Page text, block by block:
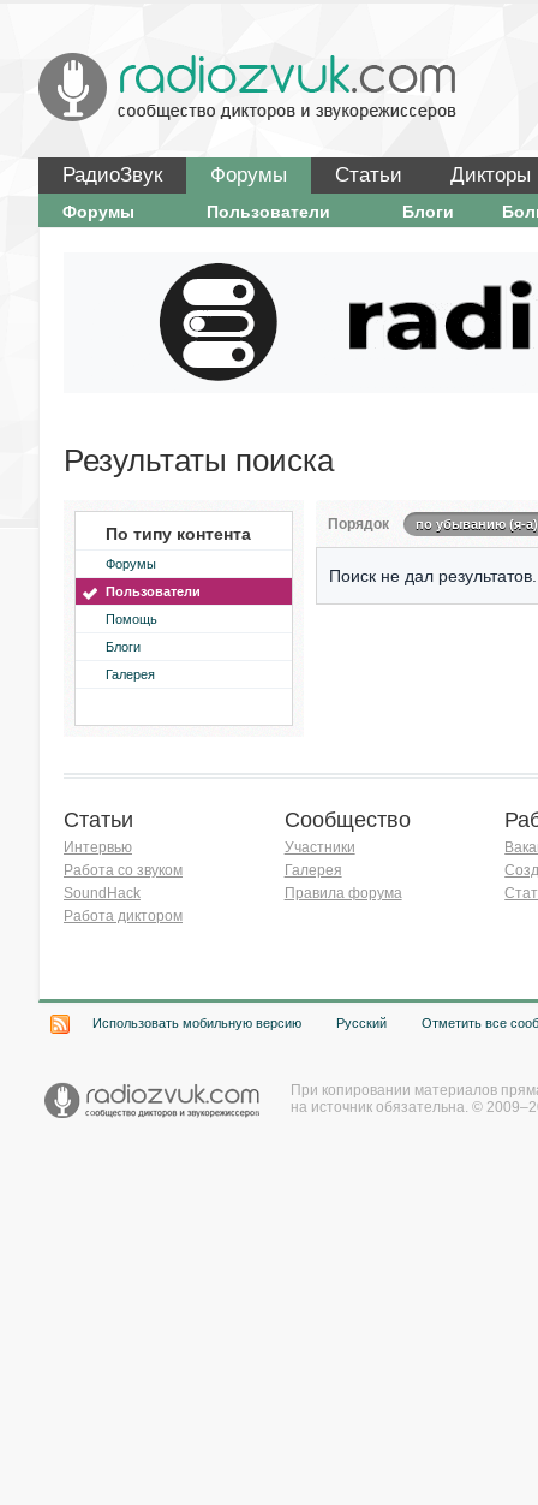
РадиоЗвук Форумы Статьи Дикторы
Форумы Пользователи Блоги
Результаты поиска
По типу контента
Форумы
Пользователи
Помощь
Блоги
Галерея
Порядок по убыванию (я-а)
Поиск не дал результатов.
Статьи
Интервью
Работа со звуком
SoundHack
Работа диктором
Сообщество
Участники
Галерея
Правила форума
Использовать мобильную версию Русский Отметить все
При копировании материалов
на источник обязательна. ©